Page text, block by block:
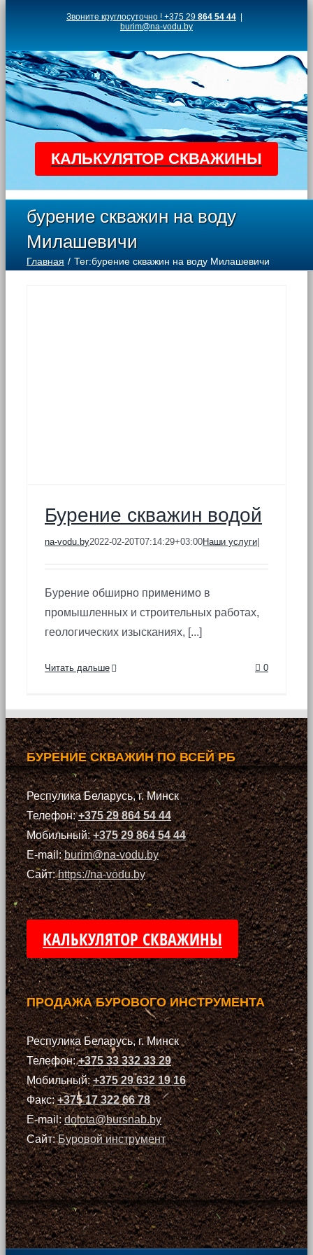
content
Звоните круглосуточно ! +375 29 864 54 44
burim@na-vodu.by
КАЛЬКУЛЯТОР СКВАЖИНЫ
бурение скважин на воду
Милашевичи
Главная Тег:бурение скважин на воду Милашевичи
Бурение скважин водой
na-vodu.by2022-02-20T07:14:29+03:00Наши услуги
Бурение обширно применимо в
промышленных и строительных работах,
геологических изысканиях, [...]
Читать дальше 0
БУРЕНИЕ СКВАЖИН ПО ВСЕЙ РБ
Респулика Беларусь, г. Минск
Телефон:+375 29 864 54 44
Мобильный:+375 29 864 54 44
E-mail:burim@na-vodu.by
Сайт:https://na-vodu.by
КАЛЬКУЛЯТОР СКВАЖИНЫ
ПРОДАЖА БУРОВОГО ИНСТРУМЕНТА
Респулика Беларусь, г. Минск
Телефон:+375 33 332 33 29
Мобильный:+375 29 632 19 16
Факс:+375 17 322 66 78
E-mail:dolota@bursnab.by
Сайт:Буровой инструмент